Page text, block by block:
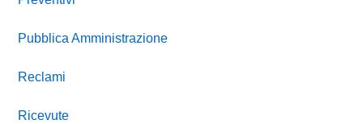
Pubblica Amministrazione
Reclami
Ricevute